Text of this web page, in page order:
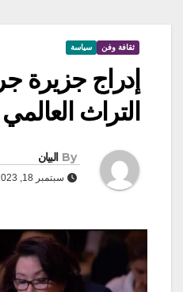
ثقافة وفن سياسة
إدراج جزيرة
التراث
By البيان
سبتمبر 18, 2023